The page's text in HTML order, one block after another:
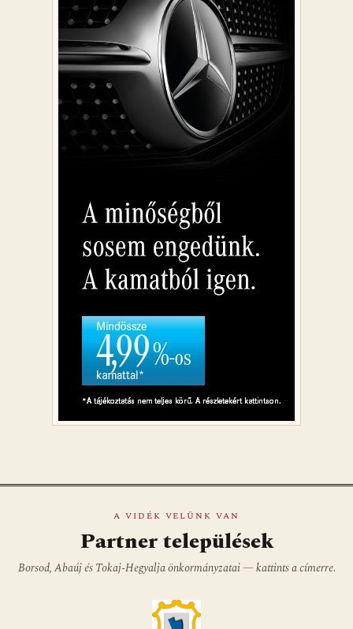
A VIDÉK VELÜNK VAN
Partner települések
Borsod, Abaúj és Tokaj-Hegyalja önkormányzatai — kattints a címerre.